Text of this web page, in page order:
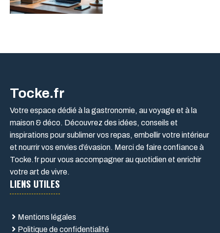
Tocke.fr
Votre espace dédié à la gastronomie, au voyage et à la
maison & déco. Découvrez des idées, conseils et
inspirations pour sublimer vos repas, embellir votre intérieur
et nourrir vos envies d’évasion. Merci de faire confiance à
Tocke.fr pour vous accompagner au quotidien et enrichir
votre art de vivre.
LIENS UTILES
Mentions légales
Politique de confidentialité